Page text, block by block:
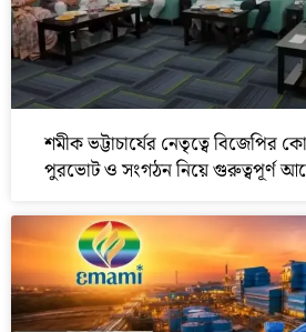
শমীক ভট্টাচার্যের নেতৃত্বে বিজেপির
পুরভোট ও সংগঠন নিয়ে গুরুত্বপূর্ণ